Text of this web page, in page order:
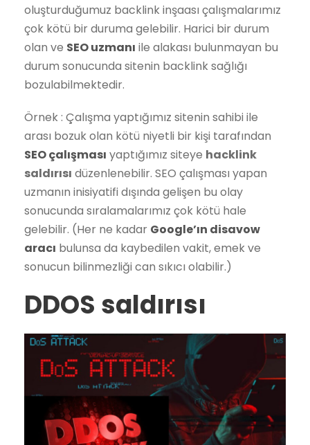
oluşturduğumuz backlink inşaası çalışmalarımız
çok kötü bir duruma gelebilir. Harici bir durum
olan ve SEO uzmanı ile alakası bulunmayan bu
durum sonucunda sitenin backlink sağlığı
bozulabilmektedir.
Örnek : Çalışma yaptığımız sitenin sahibi ile
arası bozuk olan kötü niyetli bir kişi tarafından
SEO çalışması yaptığımız siteye hacklink
saldırısı düzenlenebilir. SEO çalışması yapan
uzmanın inisiyatifi dışında gelişen bu olay
sonucunda sıralamalarımız çok kötü hale
gelebilir. (Her ne kadar Google’ın disavow
aracı bulunsa da kaybedilen vakit, emek ve
sonucun bilinmezliği can sıkıcı olabilir.)
DDOS saldırısı